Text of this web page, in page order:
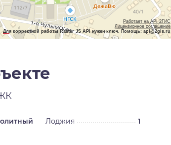
Работает на API 2ГИС
Лицензионное соглашение
Для корректной работы Raster JS API нужен ключ. Помощь: api@2gis.ru
Лоджия 1